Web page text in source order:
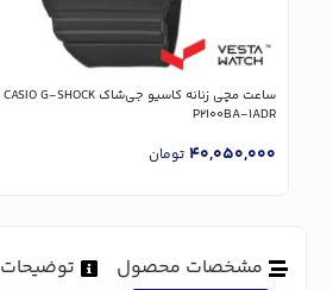
P2100BA-1ADR
40,050,000 تومان
مشخصات محصول توضیحات